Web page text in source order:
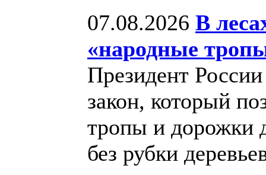
07.08.2026 В
«народные
Президент
закон, который
тропы и дорожки
без рубки